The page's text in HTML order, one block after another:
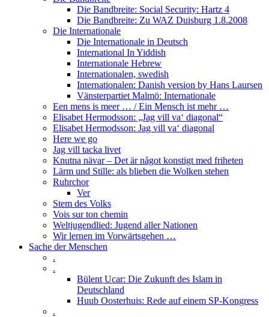
Die Bandbreite: Social Security: Hartz 4
Die Bandbreite: Zu WAZ Duisburg 1.8.2008
Die Internationale
Die Internationale in Deutsch
International In Yiddish
Internationale Hebrew
Internationalen, swedish
Internationalen: Danish version by Hans Laursen
Vänsterpartiet Malmö: Internationale
Een mens is meer … / Ein Mensch ist mehr …
Elisabet Hermodsson: „Jag vill va‘ diagonal“
Elisabet Hermodsson: Jag vill va‘ diagonal
Here we go
Jag vill tacka livet
Knutna nävar – Det är något konstigt med friheten
Lärm und Stille: als blieben die Wolken stehen
Ruhrchor
Ver
Stem des Volks
Vois sur ton chemin
Weltjugendlied: Jugend aller Nationen
Wir lernen im Vorwärtsgehen …
Sache der Menschen
.
.
Bülent Ucar: Die Zukunft des Islam in
Deutschland
Huub Oosterhuis: Rede auf einem SP-Kongress
.